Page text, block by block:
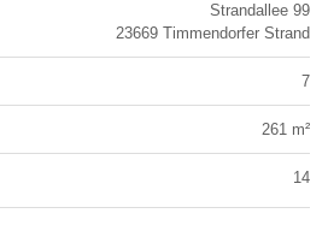
Strandallee 99
23669 Timmendorfer Strand
7
261 m²
14